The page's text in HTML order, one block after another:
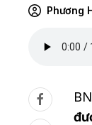
Phương